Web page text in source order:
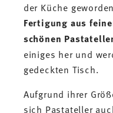
der Küche
Fertigung aus
schönen
einiges her und
gedeckten Tisch.
Aufgrund ihrer
sich Pastateller